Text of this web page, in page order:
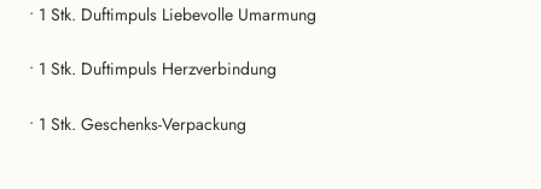
• 1 Stk. Duftimpuls Liebevolle Umarmung
• 1 Stk. Duftimpuls Herzverbindung
• 1 Stk. Geschenks-Verpackung